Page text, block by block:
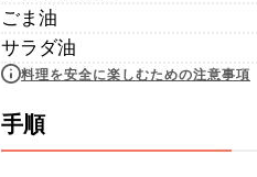
ごま油
サラダ油
料理を安全に楽しむための注意事項
手順